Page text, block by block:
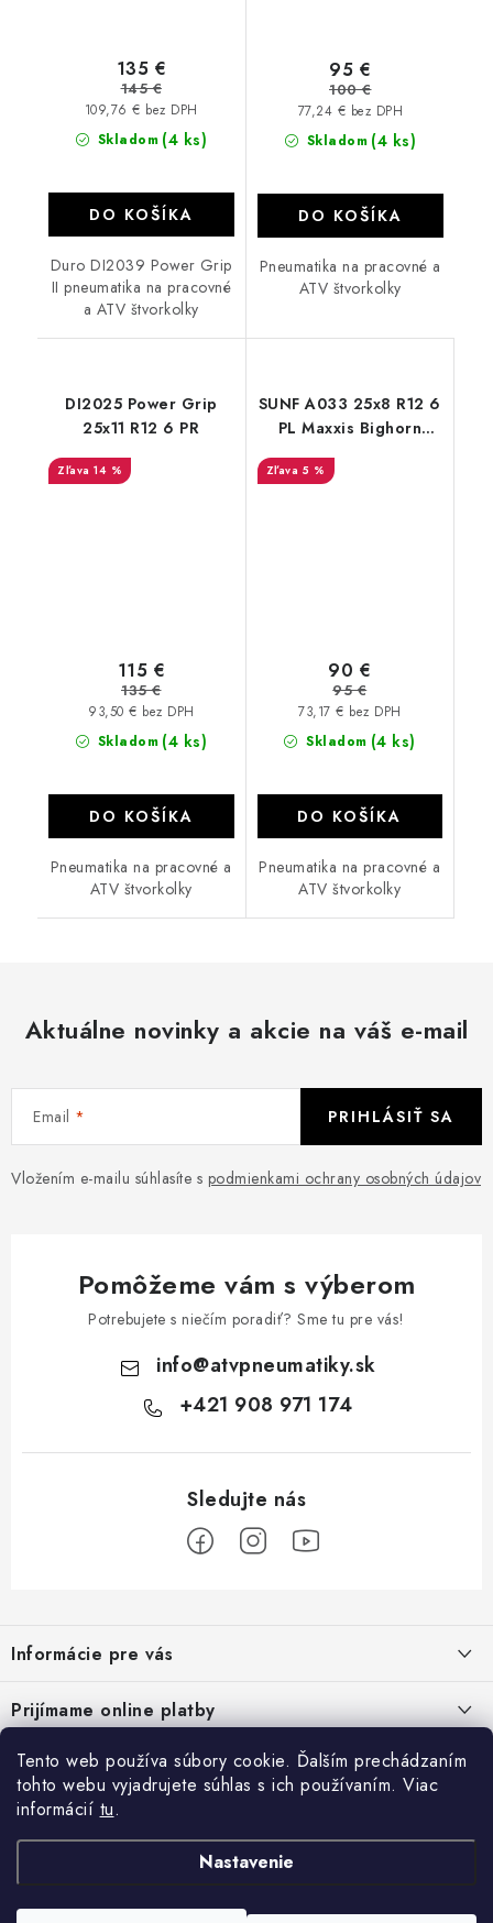
Tento web používa súbory cookie. Ďalším prechádzaním
tohto webu vyjadrujete súhlas s ich používaním. Viac
informácií tu.
Nastavenie
Skladom (4 ks)
109,76 € bez DPH
135 €
145 €
DO KOŠÍKA
Duro DI2039 Power Grip
II pneumatika na pracovné
a ATV štvorkolky
Skladom (4 ks)
77,24 € bez DPH
95 €
100 €
DO KOŠÍKA
Pneumatika na pracovné a
ATV štvorkolky
DI2025 Power Grip
25x11 R12 6 PR
14 %
Skladom (4 ks)
93,50 € bez DPH
115 €
135 €
DO KOŠÍKA
Pneumatika na pracovné a
ATV štvorkolky
SUNF A033 25x8 R12 6
PL Maxxis Bighorn
5 %
Skladom (4 ks)
73,17 € bez DPH
90 €
95 €
DO KOŠÍKA
Pneumatika na pracovné a
ATV štvorkolky
Aktuálne novinky a akcie na váš e-mail
Email
Vložením e-mailu súhlasíte s podmienkami ochrany osobných údajov
PRIHLÁSIŤ SA
Pomôžeme vám s výberom
Potrebujete s niečím poradiť? Sme tu pre vás!
info@atvpneumatiky.sk
+421 908 971 174
p
ä
t
Informácie pre vás
Reklamačný poriadok - formulár
Kontakt
Prijímame online platby
Prihlásenie
E-mail
Heslo
Facebook
Posledné hodnotenie produktov